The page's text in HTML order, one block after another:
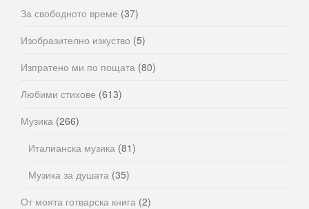
За свободното време (37)
Изобразително изкуство (5)
Изпратено ми по пощата (80)
Любими стихове (613)
Музика (266)
Италианска музика (81)
Музика за душата (35)
От моята готварска книга (2)